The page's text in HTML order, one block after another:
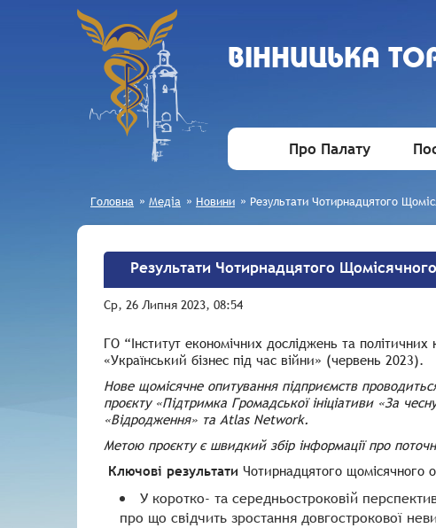
ВIННИЦЬКА
Про Палату
Головна » Медіа » Новини » Результати Чотирнадцятого
Результати Чотирнадцятого
Ср, 26 Липня 2023, 08:54
ГО “Інститут економічних досліджень та політичних
«Український бізнес під час війни» (червень 2023).
Нове щомісячне опитування підприємств
проєкту «Підтримка Громадської ініціативи «За
«Відродження» та Atlas Network.
Метою проєкту є швидкий збір інформації про
Ключові результати Чотирнадцятого щомісячного
У коротко- та середньостроковій
про що свідчить зростання довгострокової